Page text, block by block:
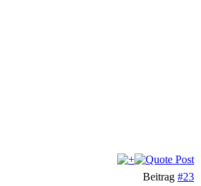
Beitrag #23